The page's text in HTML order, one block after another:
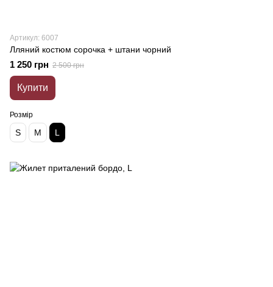
Артикул: 6007
Лляний костюм сорочка + штани чорний
1 250 грн 2 500 грн
Купити
Розмір
S M L